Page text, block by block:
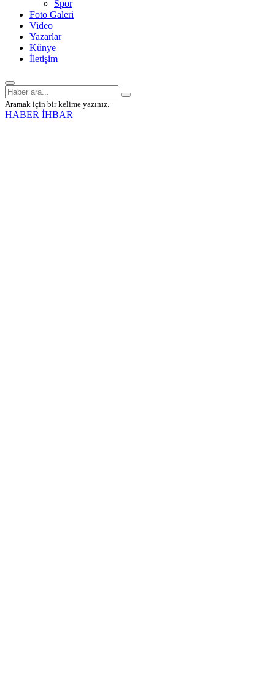
Spor
Foto Galeri
Video
Yazarlar
Künye
İletişim
Aramak için bir kelime yazınız.
HABER İHBAR